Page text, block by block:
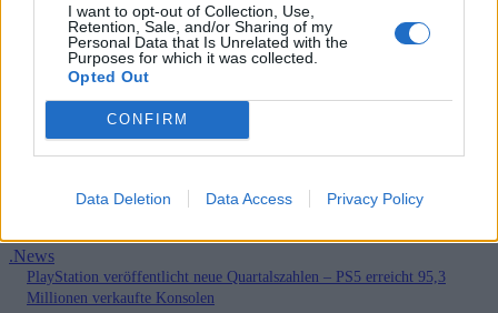
I want to opt-out of Collection, Use,
Retention, Sale, and/or Sharing of my
Personal Data that Is Unrelated with the
Purposes for which it was collected.
Opted Out
CONFIRM
Data Deletion Data Access Privacy Policy
RELATED ARTICLES
Sony bereitet sich auf GTA 6 vor – PS5-Nachschub für den Mega-Launch
gesichert
3. August 2026
.News
31. Juli 2026
.News
PlayStation veröffentlicht neue Quartalszahlen – PS5 erreicht 95,3
Millionen verkaufte Konsolen